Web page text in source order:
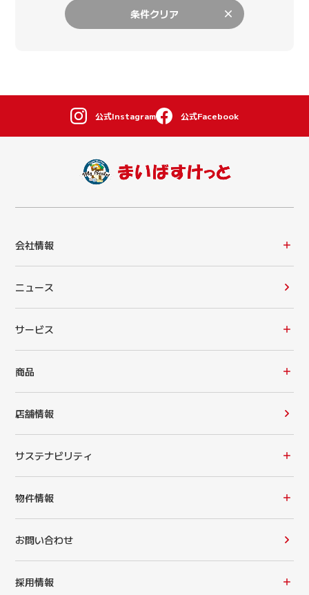
条件クリア
公式Instagram 公式Facebook
会社情報
ニュース
サービス
商品
店舗情報
サステナビリティ
物件情報
お問い合わせ
採用情報